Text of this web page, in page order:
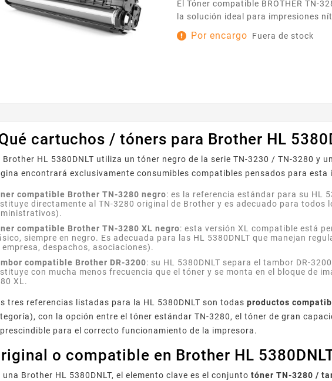
El Tóner compatible BROTHER TN-3280 XL negro es
la solución ideal para impresiones
constantes en el día a día. Diseñado
impresoras Brother que aceptan las
Por encargo Fuera de stock
cartuchos / tóners para Brother HL
Brother HL 5380DNLT utiliza un tóner negro de la serie TN-3230 / TN-3280 y
encontrará exclusivamente consumibles compatibles pensados para esta
compatible Brother TN-3280 negro: es la referencia estándar para su HL
directamente al TN-3280 original de Brother y es adecuado para
compatible Brother TN-3280 XL negro: esta versión XL compatible está
siempre en negro. Es adecuada para las HL 5380DNLT que manejan
empresa, despachos, asociaciones).
compatible Brother DR-3200: su HL 5380DNLT separa el tambor DR-
con mucha menos frecuencia que el tóner y se monta en el bloque de
XL.
tres referencias listadas para la HL 5380DNLT son todasproductos
con la opción entre el tóner estándar TN-3280, el tóner de gran
para el correcto funcionamiento de la impresora.
o compatible en Brother HL
una Brother HL 5380DNLT, el elemento clave es el conjuntotóner TN-3280 /